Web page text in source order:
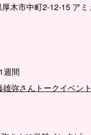
木市中町2-12-15 ア
週間
弥さんトークイベン